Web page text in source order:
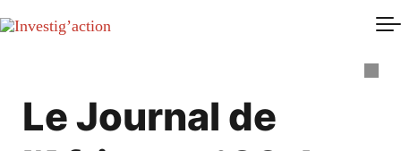
Le Journal de